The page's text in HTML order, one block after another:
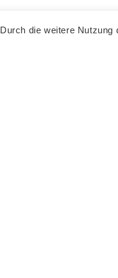
Durch die weitere Nutzung